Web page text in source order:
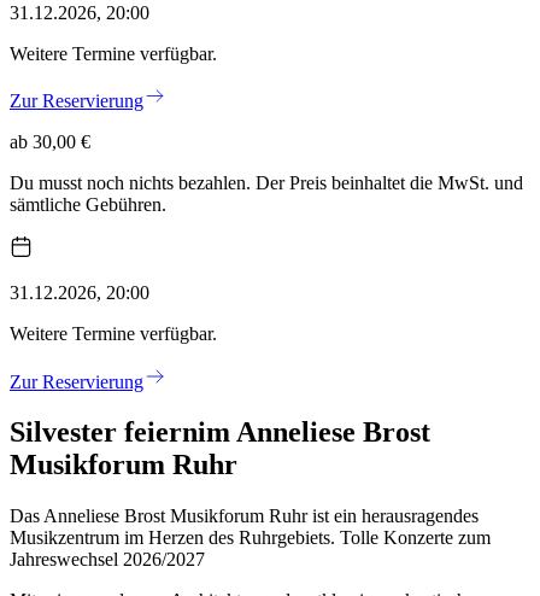
31.12.2026, 20:00
Weitere Termine verfügbar.
Zur Reservierung
ab 30,00 €
Du musst noch nichts bezahlen. Der Preis beinhaltet die MwSt. und
sämtliche Gebühren.
31.12.2026, 20:00
Weitere Termine verfügbar.
Zur Reservierung
Silvester feiernim Anneliese Brost
Musikforum Ruhr
Das Anneliese Brost Musikforum Ruhr ist ein herausragendes
Musikzentrum im Herzen des Ruhrgebiets. Tolle Konzerte zum
Jahreswechsel 2026/2027